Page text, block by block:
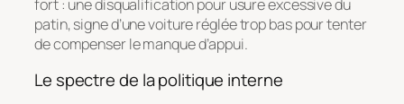
fort : une disqualification pour usure excessive du
patin, signe d’une voiture réglée trop bas pour tenter
de compenser le manque d’appui.
Le spectre de la politique interne